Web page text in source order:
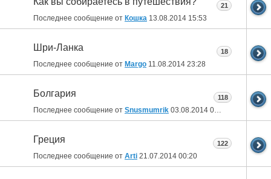
Последнее сообщение от Кошка 13.08.2014 15:53
21
Шри-Ланка
Последнее сообщение от Margo 11.08.2014 23:28
18
Болгария
Последнее сообщение от Snusmumrik 03.08.2014 01:11
118
Греция
Последнее сообщение от Arti 21.07.2014 00:20
122